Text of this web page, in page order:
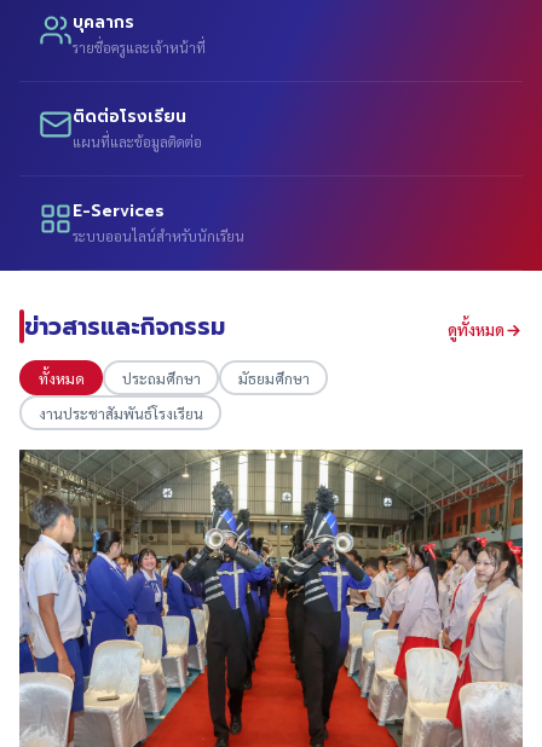
บุคลากร
รายชื่อครูและเจ้าหน้าที่
ติดต่อโรงเรียน
แผนที่และข้อมูลติดต่อ
E-Services
ระบบออนไลน์สำหรับนักเรียน
ข่าวสารและกิจกรรม ดูทั้งหมด
ทั้งหมด ประถมศึกษา
มัธยมศึกษา
งานประชาสัมพันธ์โรงเรียน